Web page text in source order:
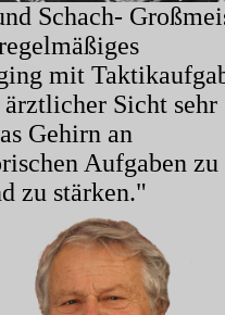
Schach-
mit
ärztlicher Sicht sehr
Gehirn an
Aufgaben zu
zu stärken."